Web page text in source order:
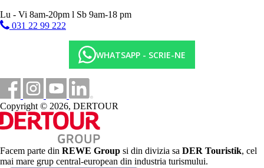
activitati de seara
piscina pentru copii
mini club (varste 4-12 ani)
Activitati sportive contra cost
Piscina Chill Out pe terasa cu zona separata pentru nudisti
(pentru oaspeti 16+)
sezlonguri si umbrele langa piscina Chill Out
piscina interioara
jacuzzi
sauna, baie de aburi
sala de fitness
biliard
tenis de masa
Lu - Vi 8am-20pm l Sb 9am-18 pm
031 22 99 222
WHATSAPP - SCRIE-NE
Copyright © 2026, DERTOUR
Facem parte din REWE Group si din divizia sa DER Touristik, cel
mai mare grup central-european din industria turismului.